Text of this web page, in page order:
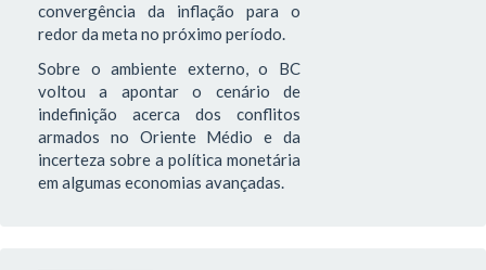
convergência da inflação para o
redor da meta no próximo período.
Sobre o ambiente externo, o BC
voltou a apontar o cenário de
indefinição acerca dos conflitos
armados no Oriente Médio e da
incerteza sobre a política monetária
em algumas economias avançadas.